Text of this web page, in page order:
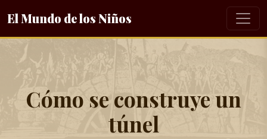
El Mundo de los Niños
Cómo se construye un
túnel